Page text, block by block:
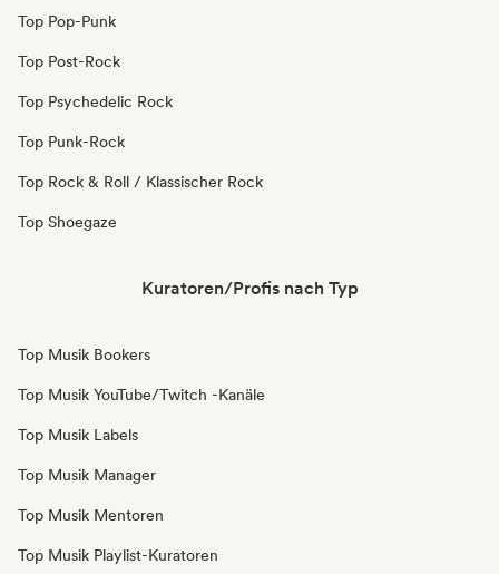
Top Pop-Punk
Top Post-Rock
Top Psychedelic Rock
Top Punk-Rock
Top Rock & Roll / Klassischer Rock
Top Shoegaze
Kuratoren/Profis nach Typ
Top Musik Bookers
Top Musik YouTube/Twitch -Kanäle
Top Musik Labels
Top Musik Manager
Top Musik Mentoren
Top Musik Playlist-Kuratoren